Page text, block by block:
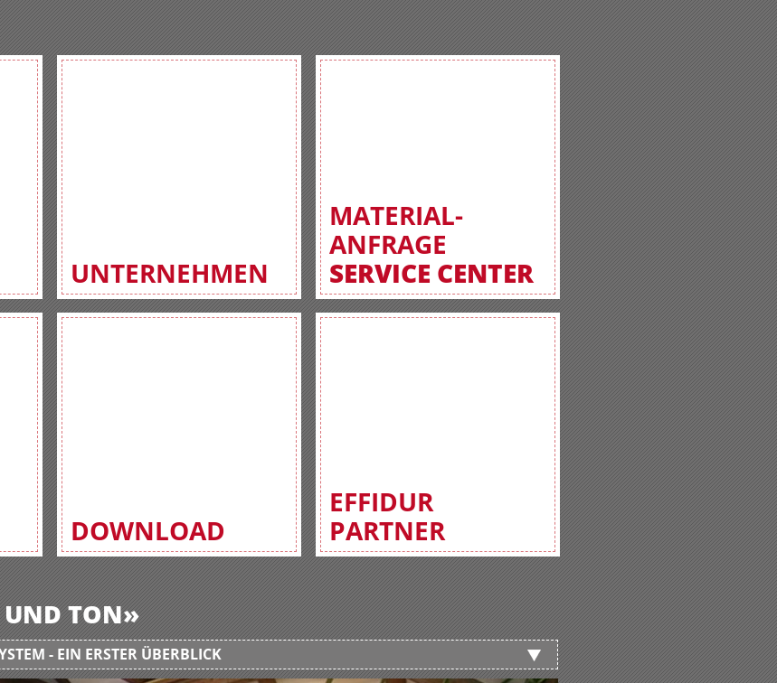
UNTERNEHMEN
DOWNLOAD
MATERIAL-
ANFRAGE
SERVICE CENTER
EFFIDUR
PARTNER
UND TON»
- EIN ERSTER ÜBERBLICK